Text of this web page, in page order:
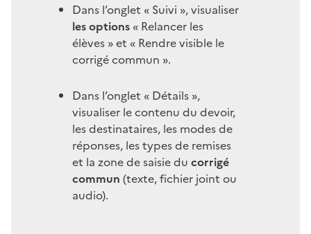
Dans l’onglet « Suivi », visualiser
les options « Relancer les
élèves » et « Rendre visible le
corrigé commun ».
Dans l’onglet « Détails »,
visualiser le contenu du devoir,
les destinataires, les modes de
réponses, les types de remises
et la zone de saisie du corrigé
commun (texte, fichier joint ou
audio).